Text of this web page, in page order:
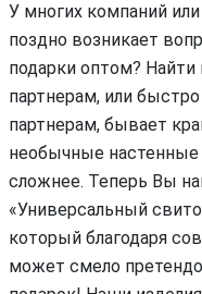
У многих компаний
поздно возникает
подарки оптом?
партнерам, или
партнерам, бывает
необычные настенные
сложнее. Теперь Вы
«Универсальный
который благодаря
может смело